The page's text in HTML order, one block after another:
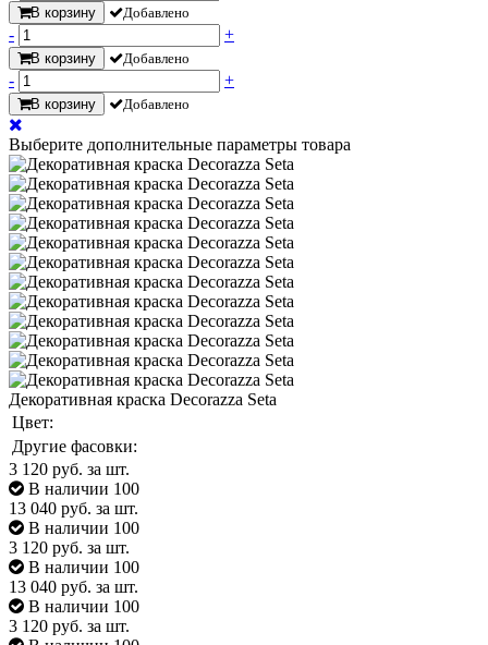
В корзину Добавлено
- +
В корзину Добавлено
- +
В корзину Добавлено
Выберите дополнительные параметры товара
Декоративная краска Decorazza Seta
Цвет:
Другие фасовки:
3 120 руб. за шт.
В наличии 100
13 040 руб. за шт.
В наличии 100
3 120 руб. за шт.
В наличии 100
13 040 руб. за шт.
В наличии 100
3 120 руб. за шт.